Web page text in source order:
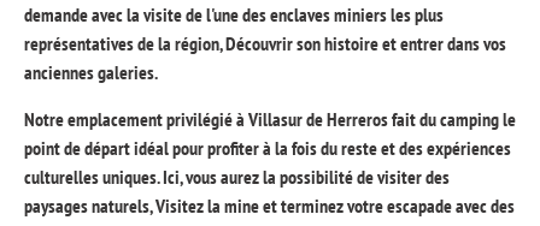
demande avec la visite de l'une des enclaves miniers les plus
représentatives de la région, Découvrir son histoire et entrer dans vos
anciennes galeries.
Notre emplacement privilégié à Villasur de Herreros fait du camping le
point de départ idéal pour profiter à la fois du reste et des expériences
culturelles uniques. Ici, vous aurez la possibilité de visiter des
paysages naturels, Visitez la mine et terminez votre escapade avec des